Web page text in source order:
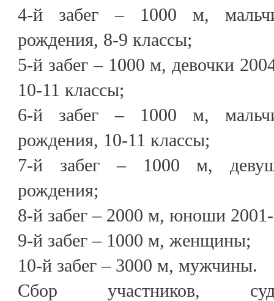
4-й забег – 1000 м,
рождения, 8-9 классы;
5-й забег – 1000 м, девочки
10-11 классы;
6-й забег – 1000 м,
рождения, 10-11 классы;
7-й забег – 1000 м,
рождения;
8-й забег – 2000 м, юноши
9-й забег – 1000 м, женщины;
10-й забег – 3000 м, мужчины.
Сбор участников,